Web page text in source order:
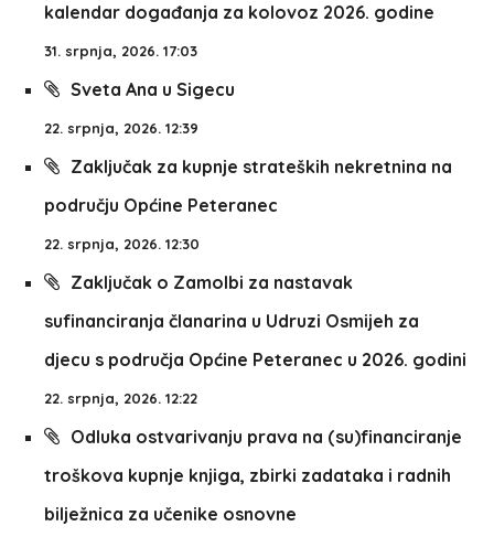
kalendar događanja za kolovoz 2026. godine
31. srpnja, 2026. 17:03
Sveta Ana u Sigecu
22. srpnja, 2026. 12:39
Zaključak za kupnje strateških nekretnina na
području Općine Peteranec
22. srpnja, 2026. 12:30
Zaključak o Zamolbi za nastavak
sufinanciranja članarina u Udruzi Osmijeh za
djecu s područja Općine Peteranec u 2026. godini
22. srpnja, 2026. 12:22
Odluka ostvarivanju prava na (su)financiranje
troškova kupnje knjiga, zbirki zadataka i radnih
bilježnica za učenike osnovne